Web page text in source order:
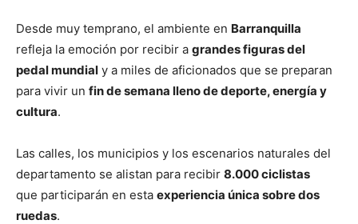
Desde muy temprano, el ambiente en Barranquilla
refleja la emoción por recibir a grandes figuras del
pedal mundial y a miles de aficionados que se preparan
para vivir un fin de semana lleno de deporte, energía y
cultura.
Las calles, los municipios y los escenarios naturales del
departamento se alistan para recibir 8.000 ciclistas
que participarán en esta experiencia única sobre dos
ruedas.